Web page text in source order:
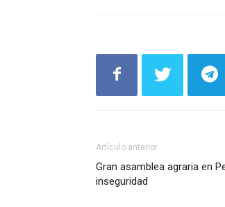
Artículo anterior
Gran asamblea agraria en
inseguridad